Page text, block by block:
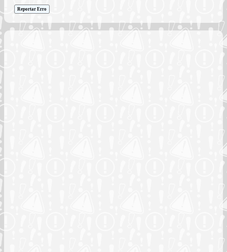
Reportar Erro